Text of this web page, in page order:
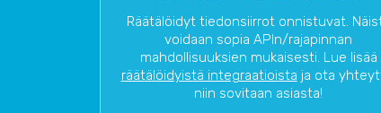
Räätälöidyt tiedonsiirrot onnistuvat.
voidaan sopia APIn/rajapinnan
mahdollisuuksien mukaisesti. Lue lisää
räätälöidyistä integraatioista ja ota
niin sovitaan asiasta!